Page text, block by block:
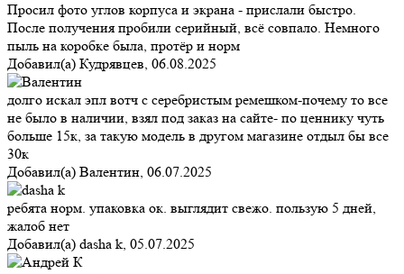
Просил фото углов корпуса и экрана - прислали быстро.
После получения пробили серийный, всё совпало. Немного
пыль на коробке была, протёр и норм
Добавил(а) Кудрявцев, 06.08.2025
долго искал эпл вотч с серебристым ремешком-почему то все
не было в наличии, взял под заказ на сайте- по ценнику чуть
больше 15к, за такую модель в другом магазине отдыл бы все
30к
Добавил(а) Валентин, 06.07.2025
ребята норм. упаковка ок. выглядит свежо. пользую 5 дней,
жалоб нет
Добавил(а) dasha k, 05.07.2025